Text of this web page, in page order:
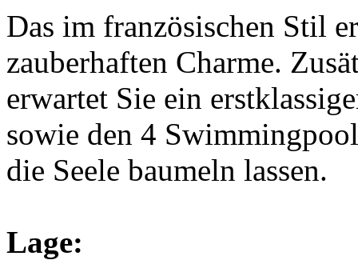
Das im französischen Stil
zauberhaften Charme.
erwartet Sie ein
sowie den 4
die Seele baumeln lassen.
Lage: